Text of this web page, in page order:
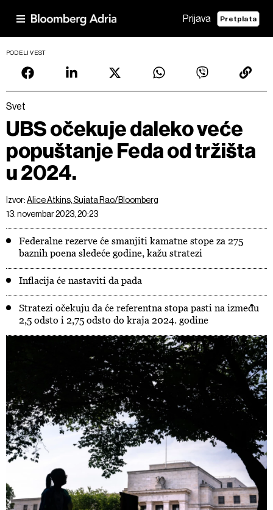
Prijava Pretplata
PODELI VEST
Svet
UBS očekuje daleko veće
popuštanje Feda od tržišta
u 2024.
Izvor:Alice Atkins, Sujata Rao/Bloomberg
13. novembar 2023, 20:23
Federalne rezerve će smanjiti kamatne stope za 275
baznih poena sledeće godine, kažu stratezi
Inflacija će nastaviti da pada
Stratezi očekuju da će referentna stopa pasti na između
2,5 odsto i 2,75 odsto do kraja 2024. godine